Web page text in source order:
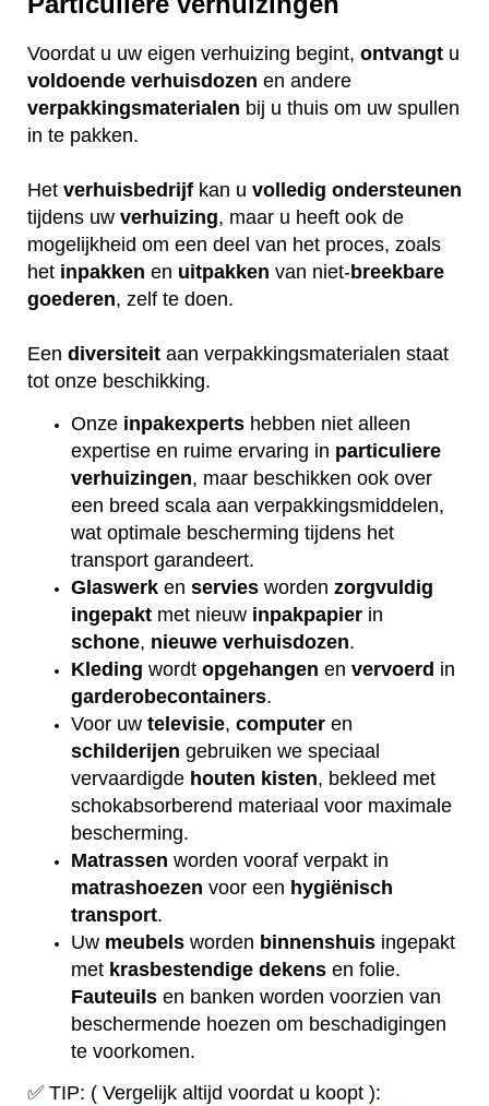
Voordat u uw eigen verhuizing begint, ontvangt u
voldoende verhuisdozen en andere
verpakkingsmaterialen bij u thuis om uw spullen
in te pakken.
Het verhuisbedrijf kan u volledig ondersteunen
tijdens uw verhuizing, maar u heeft ook de
mogelijkheid om een deel van het proces, zoals
het inpakken en uitpakken van niet-breekbare
goederen, zelf te doen.
Een diversiteit aan verpakkingsmaterialen staat
tot onze beschikking.
Onze inpakexperts hebben niet alleen
expertise en ruime ervaring in particuliere
verhuizingen, maar beschikken ook over
een breed scala aan verpakkingsmiddelen,
wat optimale bescherming tijdens het
transport garandeert.
Glaswerk en servies worden zorgvuldig
ingepakt met nieuw inpakpapier in
schone, nieuwe verhuisdozen.
Kleding wordt opgehangen en vervoerd in
garderobecontainers.
Voor uw televisie, computer en
schilderijen gebruiken we speciaal
vervaardigde houten kisten, bekleed met
schokabsorberend materiaal voor maximale
bescherming.
Matrassen worden vooraf verpakt in
matrashoezen voor een hygiënisch
transport.
Uw meubels worden binnenshuis ingepakt
met krasbestendige dekens en folie.
Fauteuils en banken worden voorzien van
beschermende hoezen om beschadigingen
te voorkomen.
✅ TIP: ( Vergelijk altijd voordat u koopt ):